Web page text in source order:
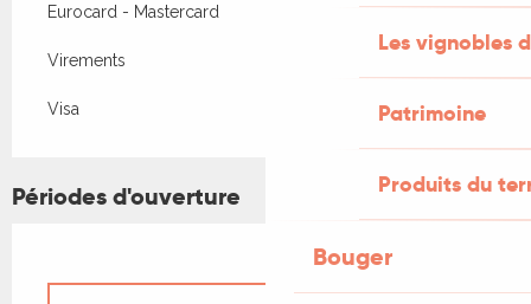
Les vignobles
Patrimoine
Produits du
Bouger
Eurocard - Mastercard
Virements
Visa
Périodes d'ouverture